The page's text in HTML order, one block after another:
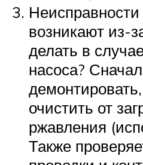
возникают из-
делать в
насоса?
очистить от
ржавления
Также